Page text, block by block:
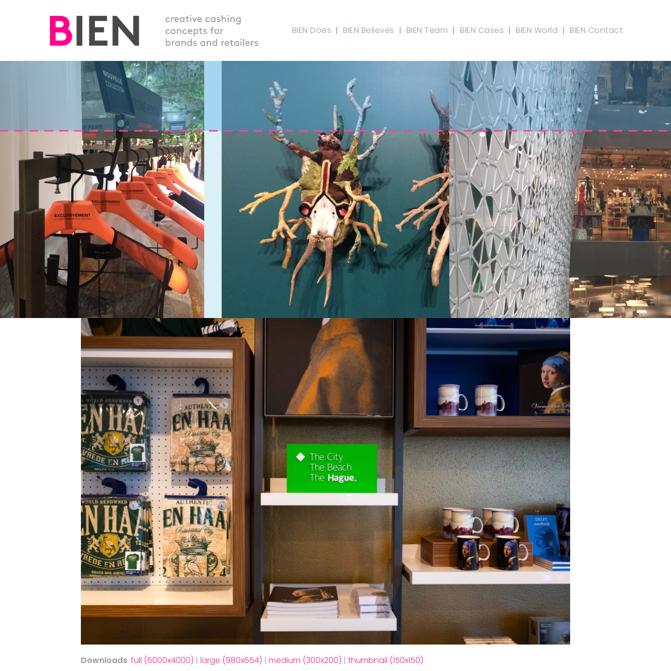
BIEN Does BIEN Believes BIEN Team BIEN Cases BIEN World BIEN Contact
Downloads: full (6000x4000) | large (980x654) | medium (300x200) | thumbnail (150x150)